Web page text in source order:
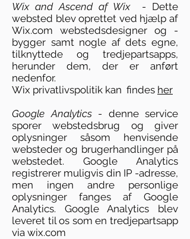
Wix and Ascend af Wix- Dette
websted blev oprettet ved hjælp af
Wix.com webstedsdesigner og -
bygger samt nogle af dets egne,
tilknyttede og tredjepartsapps,
herunder dem, der er anført
nedenfor.
Wix privatlivspolitik kan findes her
Google Analytics- denne service
sporer webstedsbrug og giver
oplysninger såsom henvisende
websteder og brugerhandlinger på
webstedet. Google Analytics
registrerer muligvis din IP -adresse,
men ingen andre personlige
oplysninger fanges af Google
Analytics. Google Analytics blev
leveret til os som en tredjepartsapp
via wix.com